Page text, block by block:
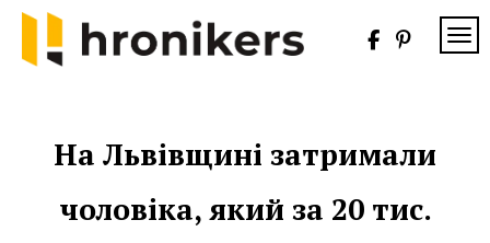
Skip
content
На Львівщині затримали
чоловіка, який за 20 тис.